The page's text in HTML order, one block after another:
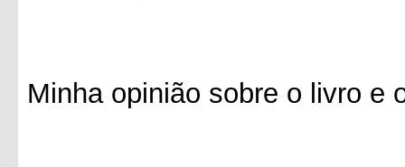
Minha opinião sobre o livro e